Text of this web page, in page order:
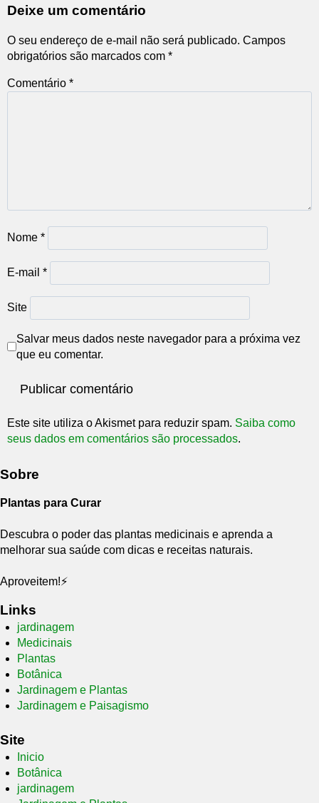
Deixe um comentário
O seu endereço de e-mail não será publicado. Campos
obrigatórios são marcados com *
Comentário *
Nome *
E-mail *
Site
Salvar meus dados neste navegador para a próxima vez
que eu comentar.
Este site utiliza o Akismet para reduzir spam. Saiba como
seus dados em comentários são processados.
Sobre
Plantas para Curar
Descubra o poder das plantas medicinais e aprenda a
melhorar sua saúde com dicas e receitas naturais.
Aproveitem!⚡
Links
jardinagem
Medicinais
Plantas
Botânica
Jardinagem e Plantas
Jardinagem e Paisagismo
Site
Inicio
Botânica
jardinagem